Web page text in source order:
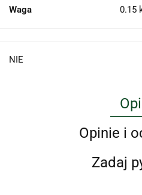
Waga 0.15
NIE
Opinie i
Zadaj